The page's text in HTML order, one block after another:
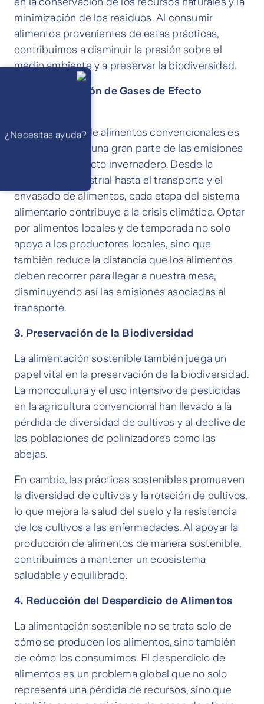
minimización de los residuos. Al consumir
alimentos provenientes de estas prácticas,
contribuimos a disminuir la presión sobre el
medio ambiente y a preservar la biodiversidad.
2. Menor Emisión de Gases de Efecto
La producción de alimentos convencionales es
responsable de una gran parte de las emisiones
de gases de efecto invernadero. Desde la
agricultura industrial hasta el transporte y el
envasado de alimentos, cada etapa del sistema
alimentario contribuye a la crisis climática. Optar
por alimentos locales y de temporada no solo
apoya a los productores locales, sino que
también reduce la distancia que los alimentos
deben recorrer para llegar a nuestra mesa,
disminuyendo así las emisiones asociadas al
transporte.
3. Preservación de la Biodiversidad
La alimentación sostenible también juega un
papel vital en la preservación de la biodiversidad.
La monocultura y el uso intensivo de pesticidas
en la agricultura convencional han llevado a la
pérdida de diversidad de cultivos y al declive de
las poblaciones de polinizadores como las
abejas.
En cambio, las prácticas sostenibles promueven
la diversidad de cultivos y la rotación de cultivos,
lo que mejora la salud del suelo y la resistencia
de los cultivos a las enfermedades. Al apoyar la
producción de alimentos de manera sostenible,
contribuimos a mantener un ecosistema
saludable y equilibrado.
4. Reducción del Desperdicio de Alimentos
La alimentación sostenible no se trata solo de
cómo se producen los alimentos, sino también
de cómo los consumimos. El desperdicio de
alimentos es un problema global que no solo
representa una pérdida de recursos, sino que
¿Necesitas ayuda?
WhatsApp
Atención 24